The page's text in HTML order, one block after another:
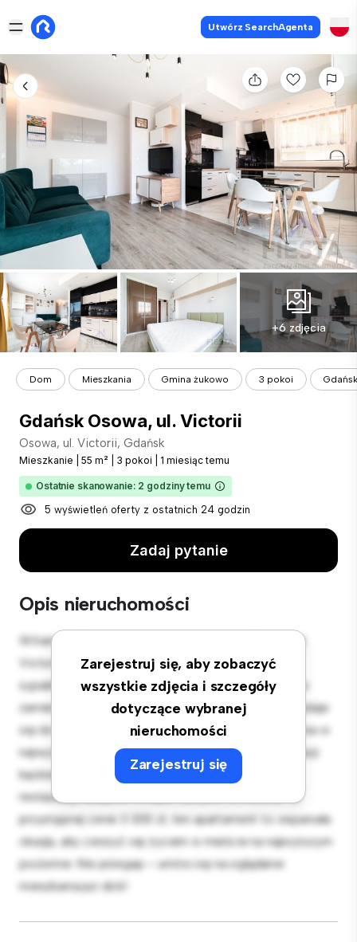
Utwórz SearchAgenta
+6 zdjęcia
Dom Mieszkania Gmina żukowo 3 pokoi
Gdańsk Osowa, ul. Victorii
Osowa, ul. Victorii, Gdańsk
Mieszkanie 55 m² 3 pokoi 1 miesiąc temu
Ostatnie skanowanie: 2 godziny temu
5 wyświetleń oferty z ostatnich 24 godzin
Zadaj pytanie
Opis nieruchomości
Zarejestruj się, aby zobaczyć
wszystkie zdjęcia i szczegóły
dotyczące wybranej
nieruchomości
Zarejestruj się
Witamy w Twojej nowej miejskiej oazie w Osowa, ul.
Victorii, Gdańsk! Ten nowoczesny apartament z 3
sypialniami oferuje stylową i przytulną przestrzeń do
zamieszkania. Otwarta koncepcja układu idealnie nadaje
się do rozrywki, a elegancka kuchnia jest wyposażona w
najwyższej jakości sprzęt. Dzięki doskonałej lokalizacji
będziesz zaledwie kilka kroków od najlepszych
restauracji, sklepów i miejsc rozrywki w mieście. W
przystępnej cenie 3 300 zł, ten apartament to wspaniała
okazja, aby cieszyć się życiem w mieście na najwyższym
poziomie. Nie przegap – umów się na oglądanie
mieszkania już dziś!